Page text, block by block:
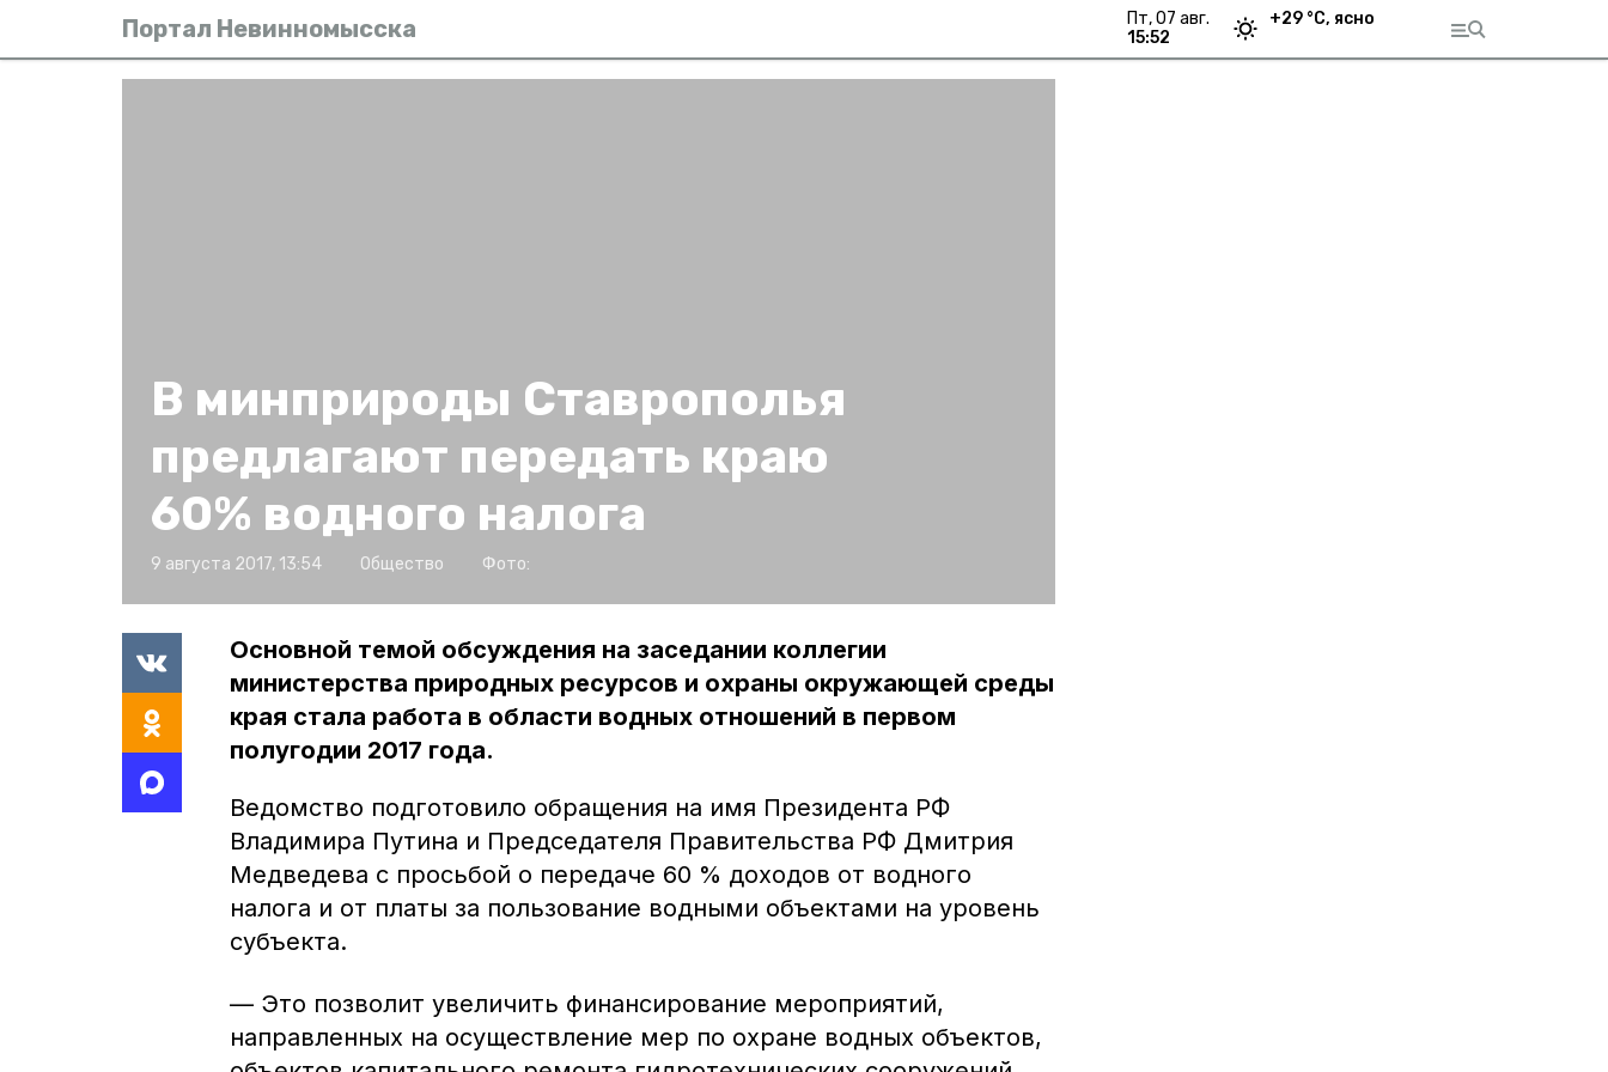
Портал Невинномысска
пт, 07 авг.
15:52
+29 °С, ясно
В минприроды Ставрополья
предлагают передать краю
60% водного налога
9 августа 2017, 13:54 Общество Фото:
Основной темой обсуждения на заседании коллегии
министерства природных ресурсов и охраны окружающей среды
края стала работа в области водных отношений в первом
полугодии 2017 года.
Ведомство подготовило обращения на имя Президента РФ
Владимира Путина и Председателя Правительства РФ Дмитрия
Медведева с просьбой о передаче 60 % доходов от водного
налога и от платы за пользование водными объектами на уровень
субъекта.
— Это позволит увеличить финансирование мероприятий,
направленных на осуществление мер по охране водных объектов,